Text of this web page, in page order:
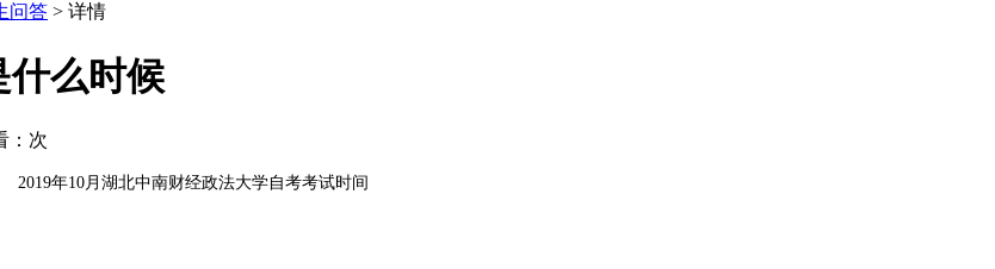
问答 > 详情
什么时候
次
2019年10月湖北中南财经政法大学自考考试时间